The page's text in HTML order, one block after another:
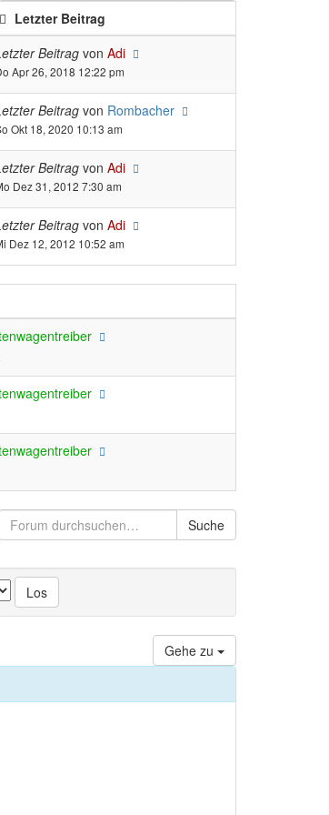
Letzter Beitrag
Beitrag von Adi
Apr 26, 2018 12:22 pm
Beitrag von Rombacher
Okt 18, 2020 10:13 am
Beitrag von Adi
Dez 31, 2012 7:30 am
Beitrag von Adi
Dez 12, 2012 10:52 am
Suche
Gehe zu